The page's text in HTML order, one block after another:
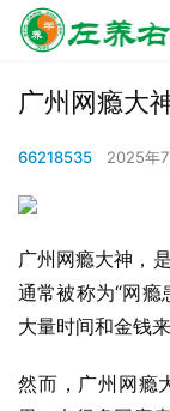
广州网瘾大
66218535 2025年
广州网瘾大神，
通常被称为“网瘾
大量时间和金钱
然而，广州网瘾